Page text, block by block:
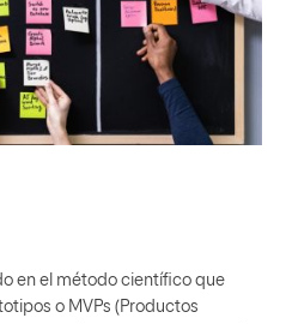
en el método científico que
o MVPs (Productos